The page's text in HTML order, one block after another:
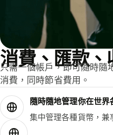
消費、匯款
只需一個帳戶，即可隨時隨
消費，同時節省費用。
隨時隨地管理你在世界
集中管理各種貨幣，兼